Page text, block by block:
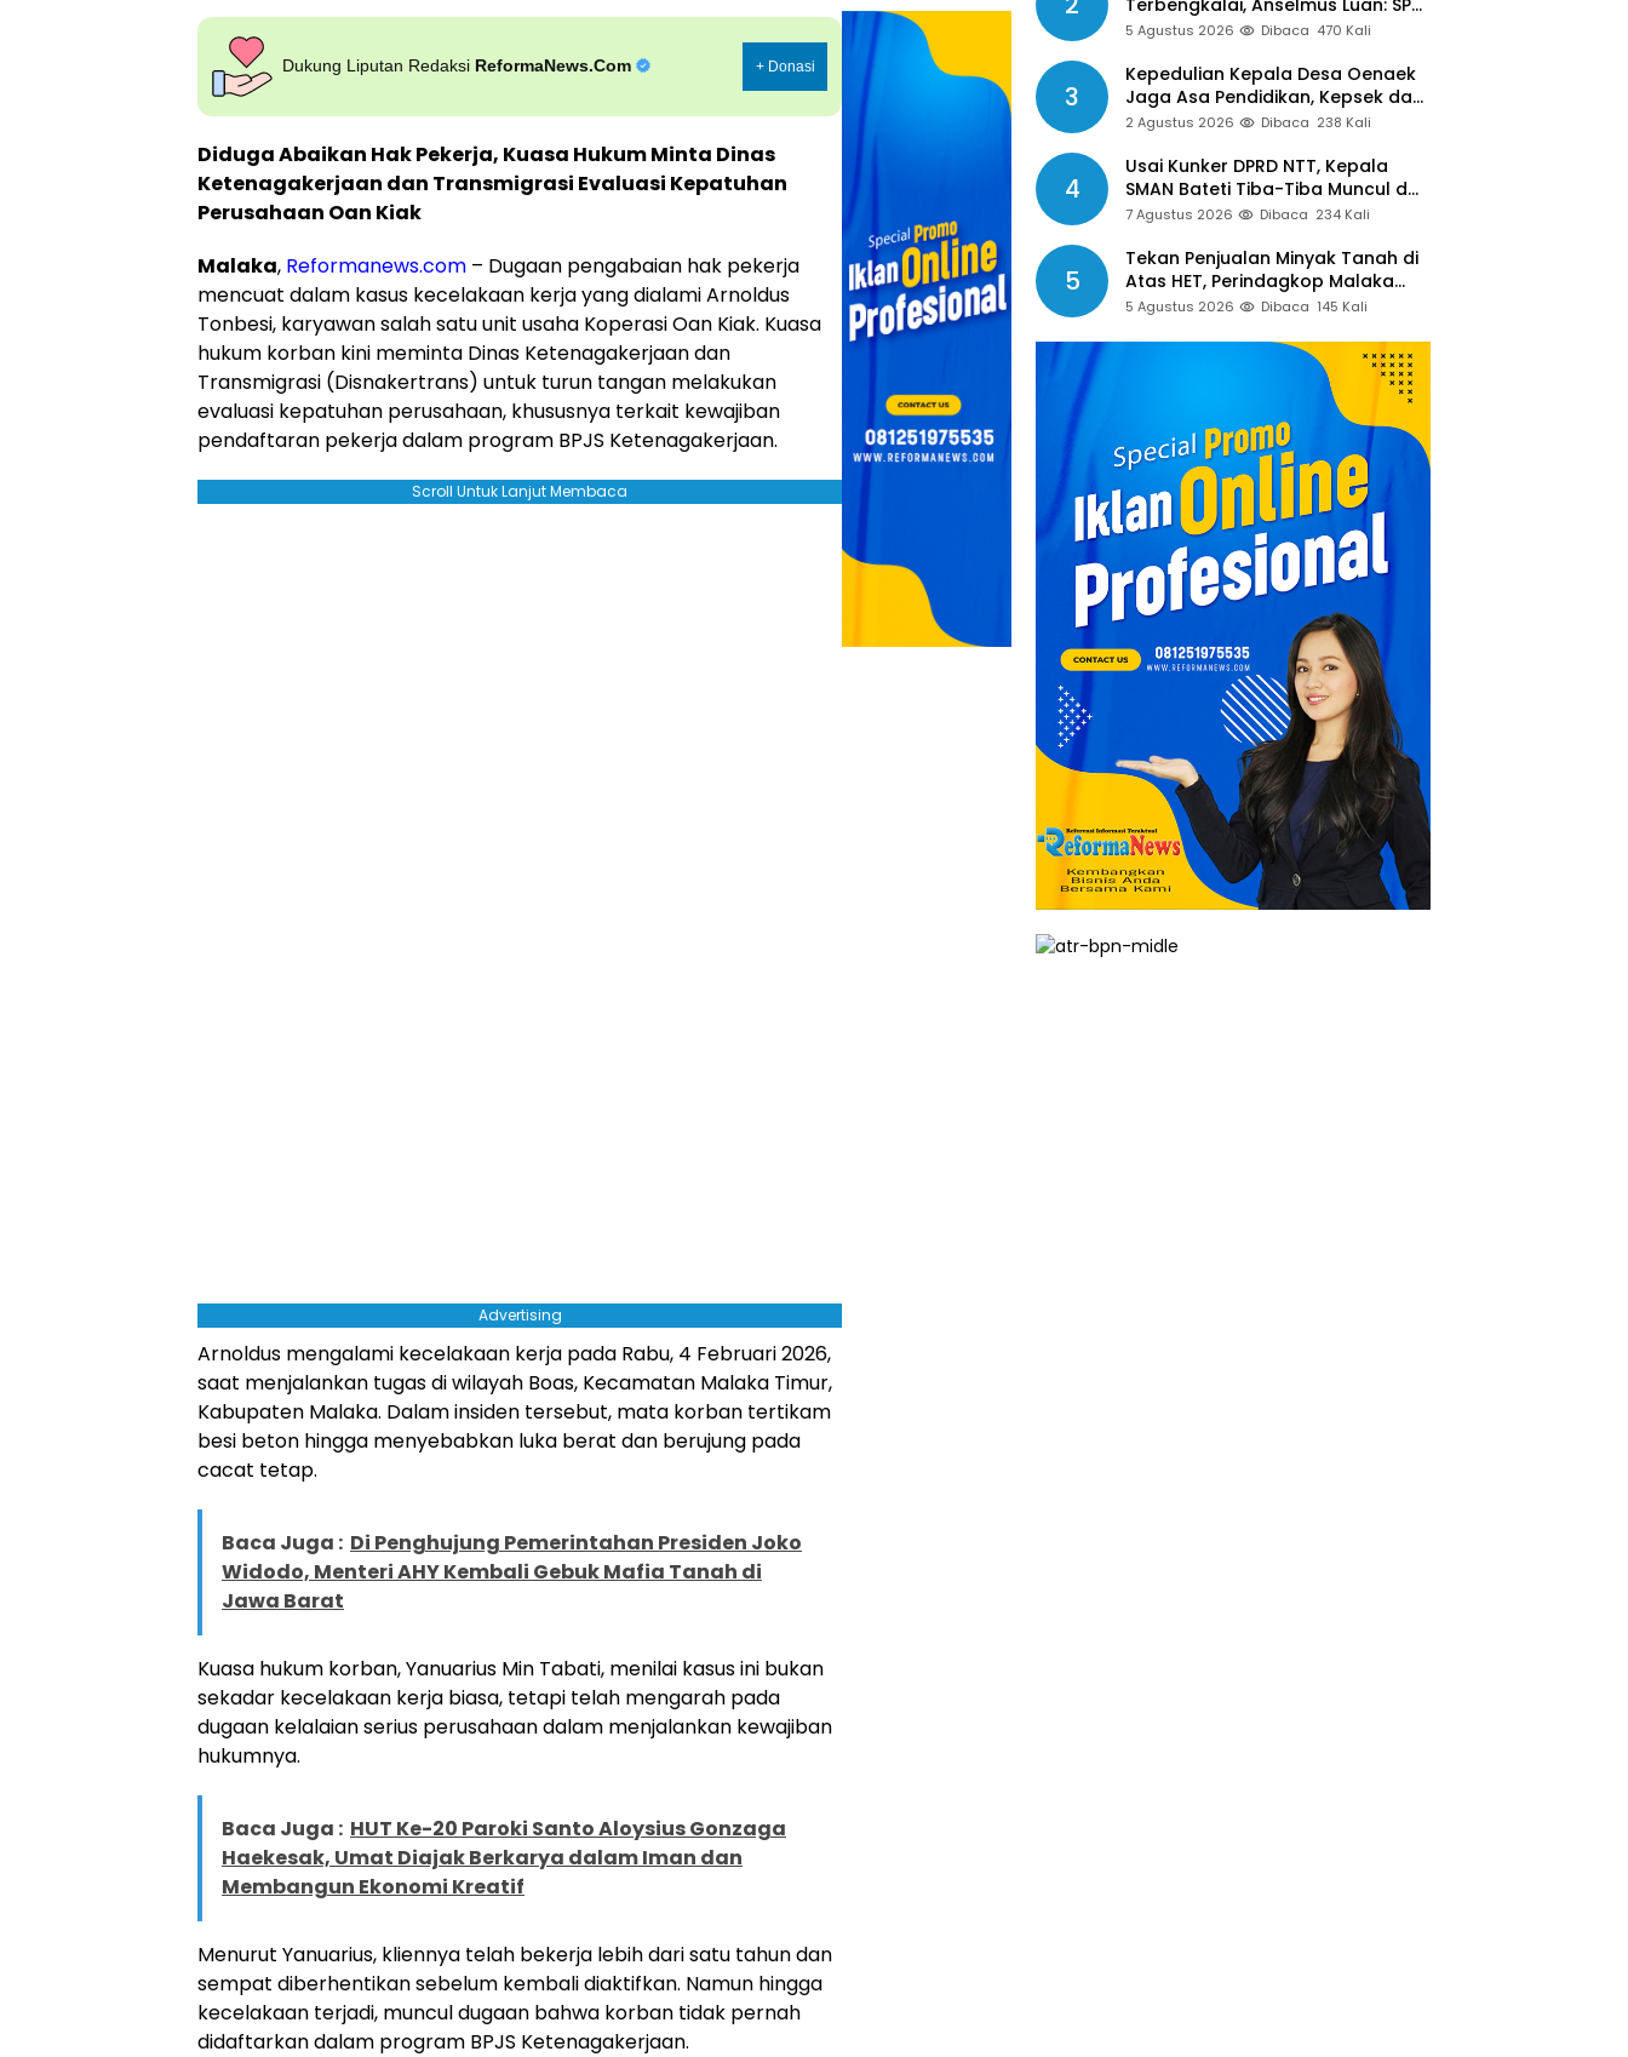
Dukung Liputan Redaksi ReformaNews.Com + Donasi
Diduga Abaikan Hak Pekerja, Kuasa Hukum Minta Dinas
Ketenagakerjaan dan Transmigrasi Evaluasi Kepatuhan
Perusahaan Oan Kiak
Malaka, Reformanews.com – Dugaan pengabaian hak pekerja
mencuat dalam kasus kecelakaan kerja yang dialami Arnoldus
Tonbesi, karyawan salah satu unit usaha Koperasi Oan Kiak. Kuasa
hukum korban kini meminta Dinas Ketenagakerjaan dan
Transmigrasi (Disnakertrans) untuk turun tangan melakukan
evaluasi kepatuhan perusahaan, khususnya terkait kewajiban
pendaftaran pekerja dalam program BPJS Ketenagakerjaan.
Scroll Untuk Lanjut Membaca
Advertising
Arnoldus mengalami kecelakaan kerja pada Rabu, 4 Februari 2026,
saat menjalankan tugas di wilayah Boas, Kecamatan Malaka Timur,
Kabupaten Malaka. Dalam insiden tersebut, mata korban tertikam
besi beton hingga menyebabkan luka berat dan berujung pada
cacat tetap.
Baca Juga : Di Penghujung Pemerintahan Presiden Joko
Widodo, Menteri AHY Kembali Gebuk Mafia Tanah di
Jawa Barat
Kuasa hukum korban, Yanuarius Min Tabati, menilai kasus ini bukan
sekadar kecelakaan kerja biasa, tetapi telah mengarah pada
dugaan kelalaian serius perusahaan dalam menjalankan kewajiban
hukumnya.
Baca Juga : HUT Ke-20 Paroki Santo Aloysius Gonzaga
Haekesak, Umat Diajak Berkarya dalam Iman dan
Membangun Ekonomi Kreatif
Menurut Yanuarius, kliennya telah bekerja lebih dari satu tahun dan
sempat diberhentikan sebelum kembali diaktifkan. Namun hingga
kecelakaan terjadi, muncul dugaan bahwa korban tidak pernah
didaftarkan dalam program BPJS Ketenagakerjaan.
Terbengkalai, Anselmus Luan: SPJ
Belum Rampung, Hak Aparat Desa
5 Agustus 2026 Dibaca 470 Kali
3
Kepedulian Kepala Desa Oenaek
Jaga Asa Pendidikan, Kepsek dan
Guru Sampaikan Apresiasi
2 Agustus 2026 Dibaca 238 Kali
4
Usai Kunker DPRD NTT, Kepala
SMAN Bateti Tiba-Tiba Muncul dan
Gelar Rapat Mendadak, Guru
Belum Dibayar
7 Agustus 2026 Dibaca 234 Kali
5
Tekan Penjualan Minyak Tanah di
Atas HET, Perindagkop Malaka
Siapkan Spanduk dan Nomor
5 Agustus 2026 Dibaca 145 Kali